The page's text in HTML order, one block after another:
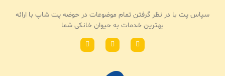
سپاس پت با در نظر گرفتن تمام موضوعات در حوضه پت شاپ با ارائه
بهترین خدمات به حیوان خانکی شما